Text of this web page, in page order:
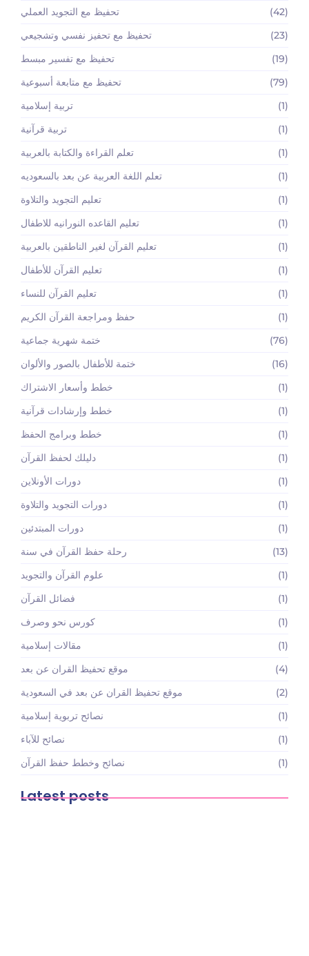
تحفيظ مع التجويد العملي
(42)
تحفيظ مع تحفيز نفسي وتشجيعي
(23)
تحفيظ مع تفسير مبسط
(19)
تحفيظ مع متابعة أسبوعية
(79)
تربية إسلامية
(1)
تربية قرآنية
(1)
تعلم القراءة والكتابة بالعربية
(1)
تعلم اللغة العربية عن بعد بالسعوديه
(1)
تعليم التجويد والتلاوة
(1)
تعليم القاعده النورانيه للاطفال
(1)
تعليم القرآن لغير الناطقين بالعربية
(1)
تعليم القرآن للأطفال
(1)
تعليم القرآن للنساء
(1)
حفظ ومراجعة القرآن الكريم
(1)
ختمة شهرية جماعية
(76)
ختمة للأطفال بالصور والألوان
(16)
خطط وأسعار الاشتراك
(1)
خطط وإرشادات قرآنية
(1)
خطط وبرامج الحفظ
(1)
دليلك لحفظ القرآن
(1)
دورات الأونلاين
(1)
دورات التجويد والتلاوة
(1)
دورات المبتدئين
(1)
رحلة حفظ القرآن في سنة
(13)
علوم القرآن والتجويد
(1)
فضائل القرآن
(1)
كورس نحو وصرف
(1)
مقالات إسلامية
(1)
موقع تحفيظ القران عن بعد
(4)
موقع تحفيظ القران عن بعد في السعودية
(2)
نصائح تربوية إسلامية
(1)
نصائح للآباء
(1)
نصائح وخطط حفظ القرآن
(1)
Latest posts